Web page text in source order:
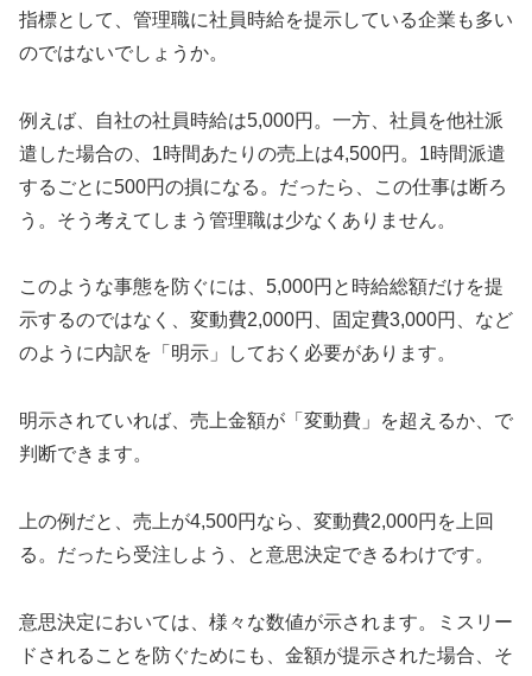
指標として、管理職に社員時給を提示している企業も多い
のではないでしょうか。
例えば、自社の社員時給は5,000円。一方、社員を他社派
遣した場合の、1時間あたりの売上は4,500円。1時間派遣
するごとに500円の損になる。だったら、この仕事は断ろ
う。そう考えてしまう管理職は少なくありません。
このような事態を防ぐには、5,000円と時給総額だけを提
示するのではなく、変動費2,000円、固定費3,000円、など
のように内訳を「明示」しておく必要があります。
明示されていれば、売上金額が「変動費」を超えるか、で
判断できます。
上の例だと、売上が4,500円なら、変動費2,000円を上回
る。だったら受注しよう、と意思決定できるわけです。
意思決定においては、様々な数値が示されます。ミスリー
ドされることを防ぐためにも、金額が提示された場合、そ